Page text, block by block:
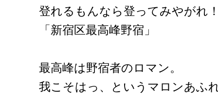
登れるもんなら登ってみやがれ
「新宿区最高峰野宿」
最高峰は野宿者のロマン。
我こそはっ、というマロンあふ